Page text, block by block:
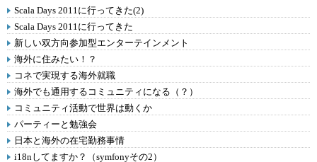
Scala Days 2011に行ってきた(2)
Scala Days 2011に行ってきた
新しい双方向参加型エンターテインメント
海外に住みたい！？
コネで実現する海外就職
海外でも通用するコミュニティになる（？）
コミュニティ活動で世界は動くか
パーティーと勉強会
日本と海外の在宅勤務事情
i18nしてますか？（symfonyその2）